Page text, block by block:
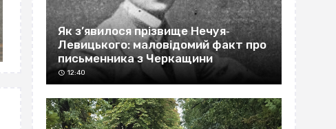
Як з’явилося прізвище Нечуя‐
Левицького: маловідомий факт про
письменника з Черкащини
12:40